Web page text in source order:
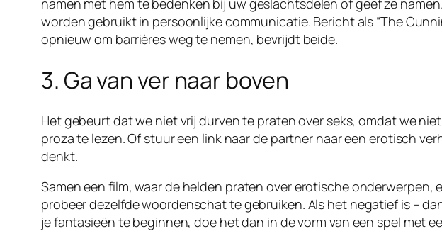
namen met hem te bedenken bij uw geslachtsdelen of geef ze
worden gebruikt in persoonlijke communicatie. Bericht als “The
opnieuw om barrières weg te nemen, bevrijdt beide.
3. Ga van ver naar boven
Het gebeurt dat we niet vrij durven te praten over seks, omdat we
proza ​​te lezen. Of stuur een link naar de partner naar een erotisch
denkt.
Samen een film, waar de helden praten over erotische
probeer dezelfde woordenschat te gebruiken. Als het negatief is –
je fantasieën te beginnen, doe het dan in de vorm van een spel met